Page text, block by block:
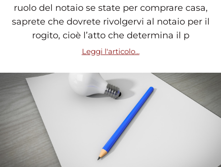
ruolo del notaio se state per comprare casa,
saprete che dovrete rivolgervi al notaio per il
rogito, cioè l’atto che determina il p
Leggi l'articolo...